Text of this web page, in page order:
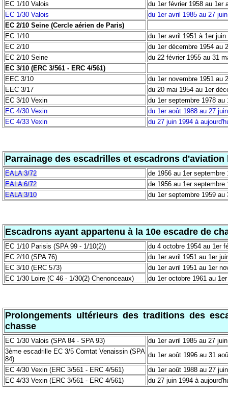
EC 1/10 Valois
du 1er février 1958 au 1er
EC 1/30 Valois
du 1er avril 1985 au 27
EC 2/10 Seine (Cercle aérien de Paris)
EC 1/10
du 1er avril 1951 à 1er juin
EC 2/10
du 1er décembre 1954 au
EC 2/10 Seine
du 22 février 1955 au 31
EC 3/10 (ERC 3/561 - ERC 4/561)
EEC 3/10
du 1er novembre 1951 au
EEC 3/17
du 20 mai 1954 au 1er
EC 3/10 Vexin
du 1er septembre 1978 au
EC 4/30 Vexin
du 1er août 1988 au 27
EC 4/33 Vexin
du 27 juin 1994 à
Parrainage des escadrilles et escadrons d'aviation
EALA 3/72
de 1956 au 1er septembre
EALA 6/72
de 1956 au 1er septembre
EALA 3/10
du 1er septembre 1959 au
Escadrons ayant appartenu à la 10e escadre de
EC 1/10 Parisis (SPA 99 - 1/10(2))
du 4 octobre 1954 au 1er
EC 2/10 (SPA 76)
du 1er avril 1951 au 1er
EC 3/10 (ERC 573)
du 1er avril 1951 au 1er
EC 1/30 Loire (C 46 - 1/30(2) Chenonceaux)
du 1er octobre 1961 au
Prolongements ultérieurs des traditions des
chasse
EC 1/30 Valois (SPA 84 - SPA 93)
du 1er avril 1985 au 27
3ème escadrille EC 3/5 Comtat Venaissin (SPA
84)
du 1er août 1996 au 31
EC 4/30 Vexin (ERC 3/561 - ERC 4/561)
du 1er août 1988 au 27
EC 4/33 Vexin (ERC 3/561 - ERC 4/561)
du 27 juin 1994 à